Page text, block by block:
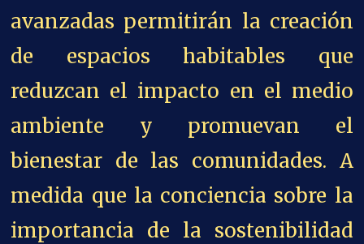
avanzadas permitirán la creación
de espacios habitables que
reduzcan el impacto en el medio
ambiente y promuevan el
bienestar de las comunidades. A
medida que la conciencia sobre la
importancia de la sostenibilidad